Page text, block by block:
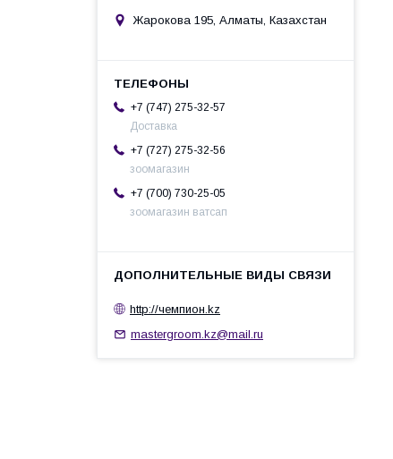
Жарокова 195, Алматы, Казахстан
+7 (747) 275-32-57
Доставка
+7 (727) 275-32-56
зоомагазин
+7 (700) 730-25-05
зоомагазин ватсап
http://чемпион.kz
mastergroom.kz@mail.ru